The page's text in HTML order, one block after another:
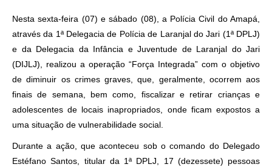
Nesta sexta-feira (07) e sábado (08), a Polícia Civil do Amapá,
através da 1ª Delegacia de Polícia de Laranjal do Jari (1ª DPLJ)
e da Delegacia da Infância e Juventude de Laranjal do Jari
(DIJLJ), realizou a operação “Força Integrada” com o objetivo
de diminuir os crimes graves, que, geralmente, ocorrem aos
finais de semana, bem como, fiscalizar e retirar crianças e
adolescentes de locais inapropriados, onde ficam expostos a
uma situação de vulnerabilidade social.
Durante a ação, que aconteceu sob o comando do Delegado
Estéfano Santos, titular da 1ª DPLJ, 17 (dezessete) pessoas